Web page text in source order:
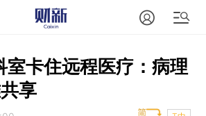
室卡住远程医疗：病理
享